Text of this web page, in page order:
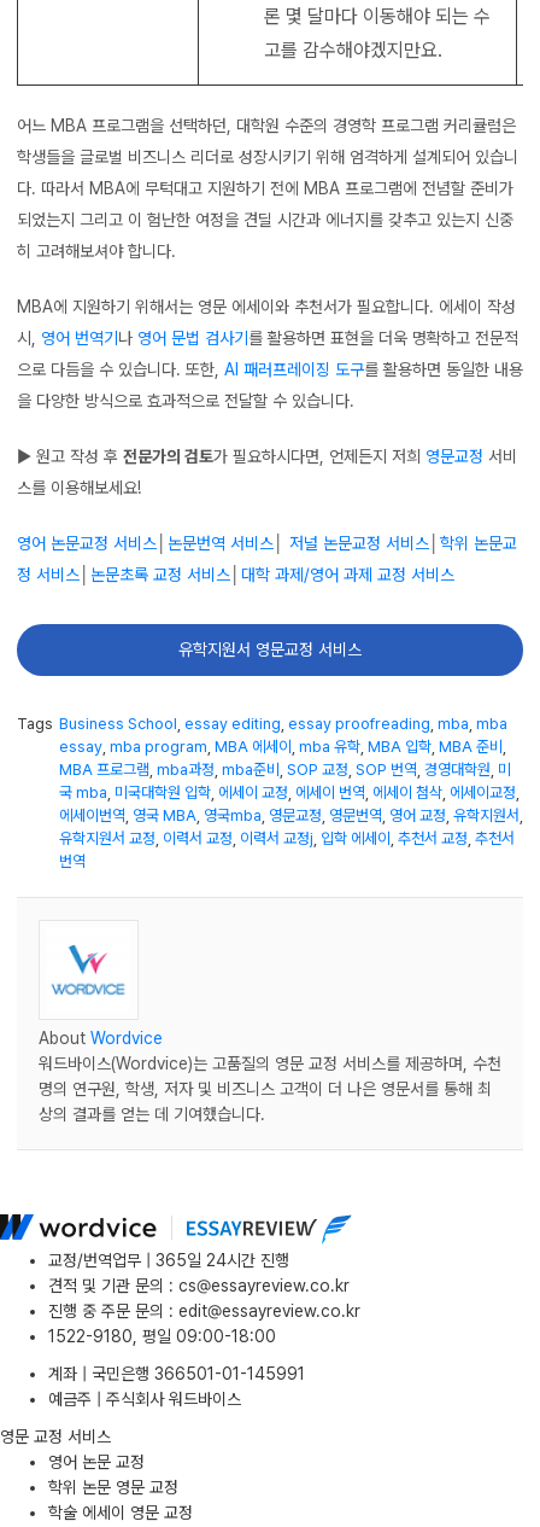
론 몇 달마다 이동해야 되는 수
고를 감수해야겠지만요.
어느 MBA 프로그램을 선택하던, 대학원 수준의 경영학 프로그램 커리큘럼은
학생들을 글로벌 비즈니스 리더로 성장시키기 위해 엄격하게 설계되어 있습니
다. 따라서 MBA에 무턱대고 지원하기 전에 MBA 프로그램에 전념할 준비가
되었는지 그리고 이 험난한 여정을 견딜 시간과 에너지를 갖추고 있는지 신중
히 고려해보셔야 합니다.
MBA에 지원하기 위해서는 영문 에세이와 추천서가 필요합니다. 에세이 작성
시, 영어 번역기 나 영어 문법 검사기 를 활용하면 표현을 더욱 명확하고 전문적
으로 다듬을 수 있습니다. 또한, AI 패러프레이징 도구를 활용하면 동일한 내용
을 다양한 방식으로 효과적으로 전달할 수 있습니다.
▶ 원고 작성 후 전문가의 검토가 필요하시다면, 언제든지 저희 영문교정 서비
스를 이용해보세요!
영어 논문교정 서비스 논문번역 서비스 저널 논문교정 서비스 학위 논문교
정 서비스
논문초록 교정 서비스 대학 과제/영어 과제 교정 서비스
유학지원서 영문교정 서비스
Tags Business School essay editing essay proofreading mba mba
essay mba program MBA 에세이 mba 유학 MBA 입학 MBA 준비
MBA 프로그램 mba과정 mba준비 SOP 교정 SOP 번역 경영대학원 미
국 mba 미국대학원 입학 에세이 교정 에세이 번역 에세이 첨삭 에세이교정
에세이번역 영국 MBA 영국mba 영문교정 영문번역 영어 교정 유학지원서
유학지원서 교정 이력서 교정 이력서 교정j 입학 에세이 추천서 교정 추천서
번역
About Wordvice
워드바이스(Wordvice)는 고품질의 영문 교정 서비스를 제공하며, 수천
명의 연구원, 학생, 저자 및 비즈니스 고객이 더 나은 영문서를 통해 최
상의 결과를 얻는 데 기여했습니다.
교정/번역업무 | 365일 24시간 진행
견적 및 기관 문의 : cs@essayreview.co.kr
진행 중 주문 문의 : edit@essayreview.co.kr
1522-9180, 평일 09:00-18:00
계좌 | 국민은행 366501-01-145991
예금주 | 주식회사 워드바이스
영문 교정 서비스
영어 논문 교정
학위 논문 영문 교정
학술 에세이 영문 교정